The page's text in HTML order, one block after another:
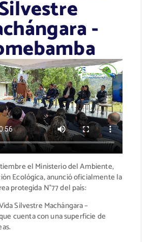
-
el Ministerio del Ambiente,
Ecológica, anunció oficialmente la
protegida N°77 del país:
Silvestre Machángara –
cuenta con una superficie de